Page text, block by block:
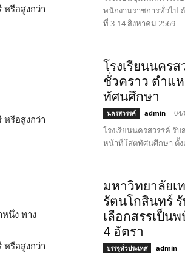
รือสูงกว่า
รือสูงกว่า
นึ่ง ทาง
รือสูงกว่า
พนักงานราชการทั่วไป
ที่ 3-14 สิงหาคม 2569
โรงเรียนนคร
ชั่วคราว ตำแ
ทัศนศึกษา
นครสวรรค์ admin - 04/
โรงเรียนนครสวรรค์ รั
หน้าที่โสตทัศนศึกษา ตั้ง
มหาวิทยาลัยเ
รัตนโกสินทร์
เลือกสรรเป็น
4 อัตรา
บรรจุทั่วประเทศ admin -